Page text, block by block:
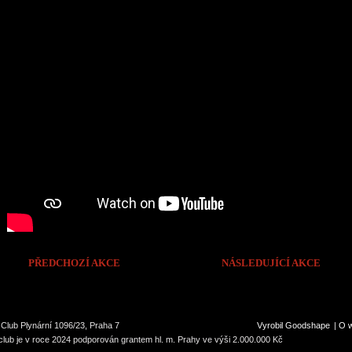
NÁSLEDUJÍCÍ AKCE
PŘEDCHOZÍ AKCE
Plynární 1096/23, Praha 7 Vyrobil Goodshape | O
je v roce 2024 podporován grantem hl. m. Prahy ve výši 2.000.000 Kč